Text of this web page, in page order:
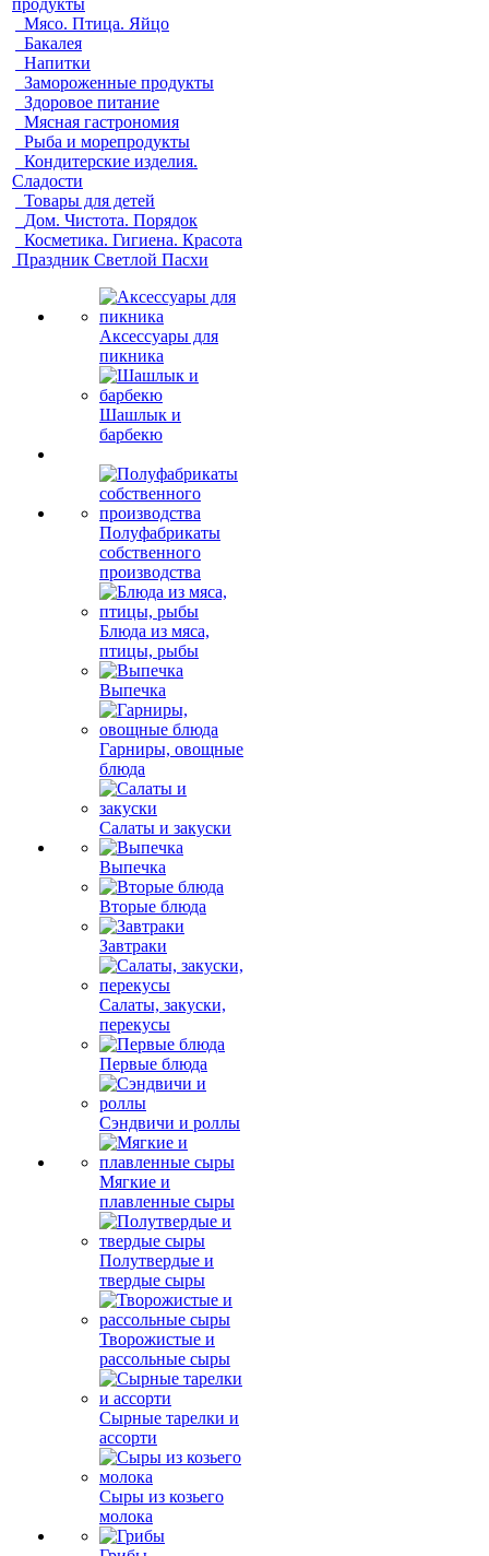
Мясо. Птица. Яйцо
Бакалея
Напитки
Замороженные продукты
Здоровое питание
Мясная гастрономия
Рыба и морепродукты
Кондитерские изделия.
Сладости
Товары для детей
Дом. Чистота. Порядок
Косметика. Гигиена. Красота
Праздник Светлой Пасхи
Аксессуары для
пикника
Шашлык и
барбекю
Полуфабрикаты
собственного
производства
Блюда из мяса,
птицы, рыбы
Выпечка
Гарниры, овощные
блюда
Салаты и закуски
Выпечка
Вторые блюда
Завтраки
Салаты, закуски,
перекусы
Первые блюда
Сэндвичи и роллы
Мягкие и
плавленные сыры
Полутвердые и
твердые сыры
Творожистые и
рассольные сыры
Сырные тарелки и
ассорти
Сыры из козьего
молока